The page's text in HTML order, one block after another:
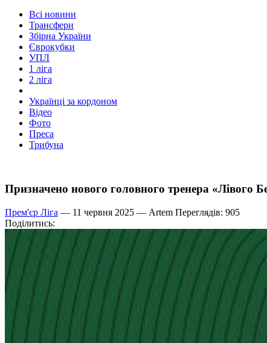
Всі новини
Трансфери
Збірна України
Єврокубки
УПЛ
1 ліга
2 ліга
Українці за кордоном
Відео
Фото
Преса
Трибуна
Призначено нового головного тренера «Лівого
Прем'єр Ліга — 11 червня 2025 — Artem Переглядів: 905
Поділитись: